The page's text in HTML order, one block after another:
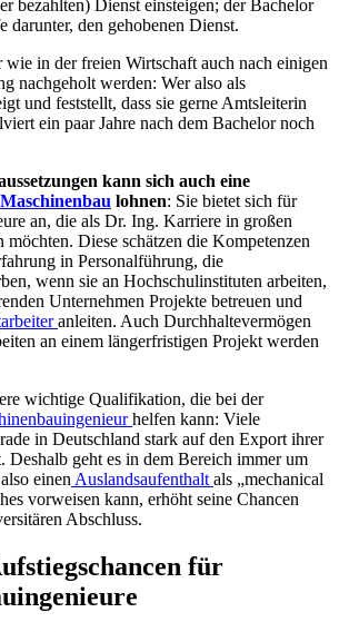
bezahlten) Dienst einsteigen; der Bachelor
darunter, den gehobenen Dienst.
wie in der freien Wirtschaft auch nach einigen
nachgeholt werden: Wer also als
und feststellt, dass sie gerne Amtsleiterin
ein paar Jahre nach dem Bachelor noch
kann sich auch eine
lohnen: Sie bietet sich für
an, die als Dr. Ing. Karriere in großen
möchten. Diese schätzen die Kompetenzen
in Personalführung, die
wenn sie an Hochschulinstituten arbeiten,
Unternehmen Projekte betreuen und
anleiten. Auch Durchhaltevermögen
an einem längerfristigen Projekt werden
wichtige Qualifikation, die bei der
helfen kann: Viele
in Deutschland stark auf den Export ihrer
Deshalb geht es in dem Bereich immer um
einen Auslandsaufenthalt als „mechanical
vorweisen kann, erhöht seine Chancen
Abschluss.
für